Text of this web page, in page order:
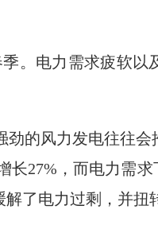
。电力需求疲软以
的风力发电往往会
27%，而电力需
了电力过剩，并扭